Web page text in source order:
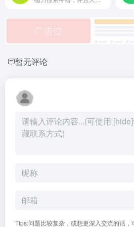
暂无评论
Tips:问题比较复杂，或想更深入交流的话